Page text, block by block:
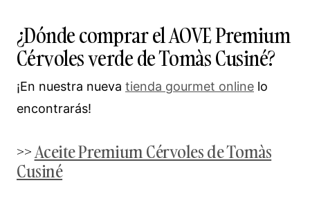
¿Dónde comprar el AOVE Premium
Cérvoles verde de Tomàs Cusiné?
¡En nuestra nueva tienda gourmet online lo
encontrarás!
>>Aceite Premium Cérvoles de Tomàs
Cusiné